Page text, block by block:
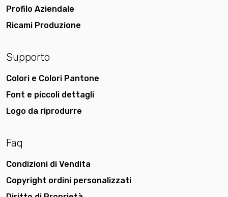
Profilo Aziendale
Ricami Produzione
Supporto
Colori e Colori Pantone
Font e piccoli dettagli
Logo da riprodurre
Faq
Condizioni di Vendita
Copyright ordini personalizzati